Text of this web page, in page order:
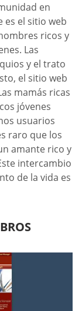
en
es el sitio web
ricos y
Las
y el trato
el sitio web
mamás ricas
jóvenes
usuarios
raro que los
amante rico y
intercambio
de la vida es